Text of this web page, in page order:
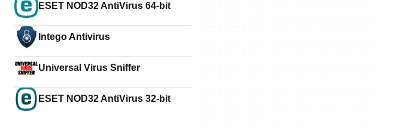
ESET NOD32 AntiVirus 64-bit
Intego Antivirus
Universal Virus Sniffer
ESET NOD32 AntiVirus 32-bit